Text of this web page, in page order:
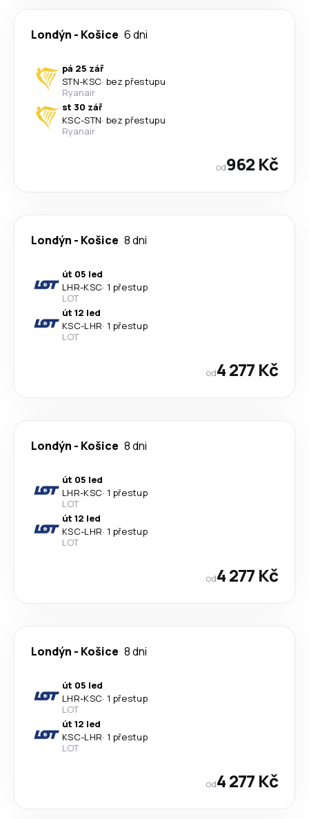
Londýn - Košice 6 dni
pá 25 zář
STN-KSC· bez přestupu
Ryanair
st 30 zář
KSC-STN· bez přestupu
Ryanair
od962 Kč
Londýn - Košice 8 dni
út 05 led
LHR-KSC· 1 přestup
LOT
út 12 led
KSC-LHR· 1 přestup
LOT
od4 277 Kč
Londýn - Košice 8 dni
út 05 led
LHR-KSC· 1 přestup
LOT
út 12 led
KSC-LHR· 1 přestup
LOT
od4 277 Kč
Londýn - Košice 8 dni
út 05 led
LHR-KSC· 1 přestup
LOT
út 12 led
KSC-LHR· 1 přestup
LOT
od4 277 Kč